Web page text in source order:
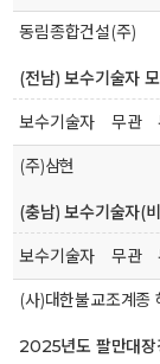
동림종합건설(주)
(전남) 보수기술자
보수기술자 무관
(주)삼현
(충남) 보수기술자(
보수기술자 무관
(사)대한불교조계종
2025년도 팔만대장